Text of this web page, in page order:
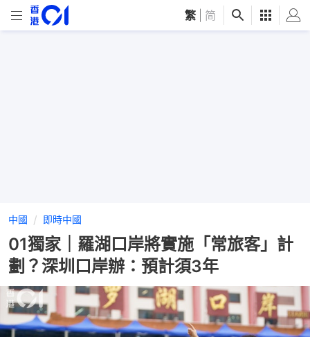
繁 简
中國 即時中國
01獨家｜羅湖口岸將實施「常旅客」計
劃？深圳口岸辦：預計須3年